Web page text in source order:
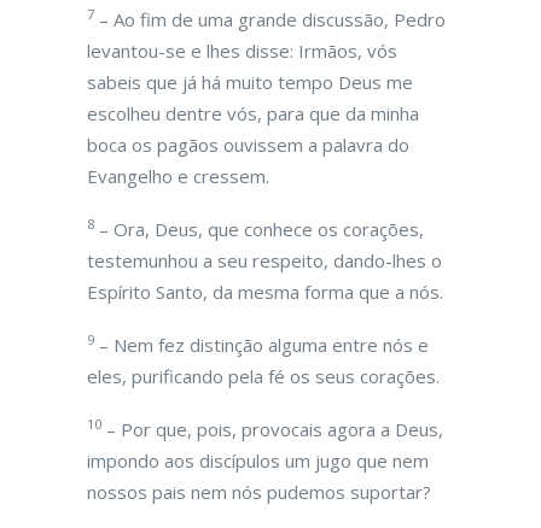
7 – Ao fim de uma grande discussão, Pedro
levantou-se e lhes disse: Irmãos, vós
sabeis que já há muito tempo Deus me
escolheu dentre vós, para que da minha
boca os pagãos ouvissem a palavra do
Evangelho e cressem.
8 – Ora, Deus, que conhece os corações,
testemunhou a seu respeito, dando-lhes o
Espírito Santo, da mesma forma que a nós.
9 – Nem fez distinção alguma entre nós e
eles, purificando pela fé os seus corações.
10 – Por que, pois, provocais agora a Deus,
impondo aos discípulos um jugo que nem
nossos pais nem nós pudemos suportar?